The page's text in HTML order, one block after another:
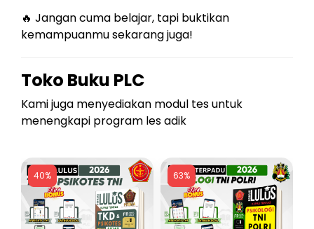
🔥 Jangan cuma belajar, tapi buktikan
kemampuanmu sekarang juga!
Toko Buku PLC
Kami juga menyediakan modul tes untuk
menengkapi program les adik
40% 63%